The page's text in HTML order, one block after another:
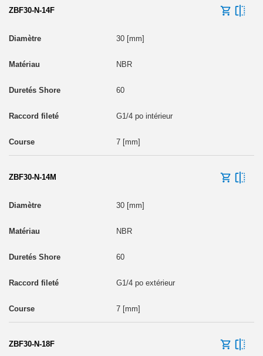
ZBF30-N-14F
30 [mm]
NBR
60
G1/4 po intérieur
7 [mm]
ZBF30-N-14M
30 [mm]
NBR
60
G1/4 po extérieur
7 [mm]
ZBF30-N-18F